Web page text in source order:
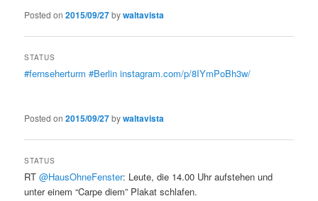
Posted on2015/09/27bywaltavista
STATUS
#fernseherturm #Berlin instagram.com/p/8IYmPoBh3w/
Posted on2015/09/27bywaltavista
STATUS
RT@HausOhneFenster: Leute, die 14.00 Uhr aufstehen und
unter einem “Carpe diem” Plakat schlafen.